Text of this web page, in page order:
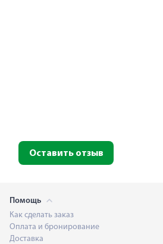
Оставить отзыв
Помощь
Как сделать заказ
Оплата и бронирование
Доставка